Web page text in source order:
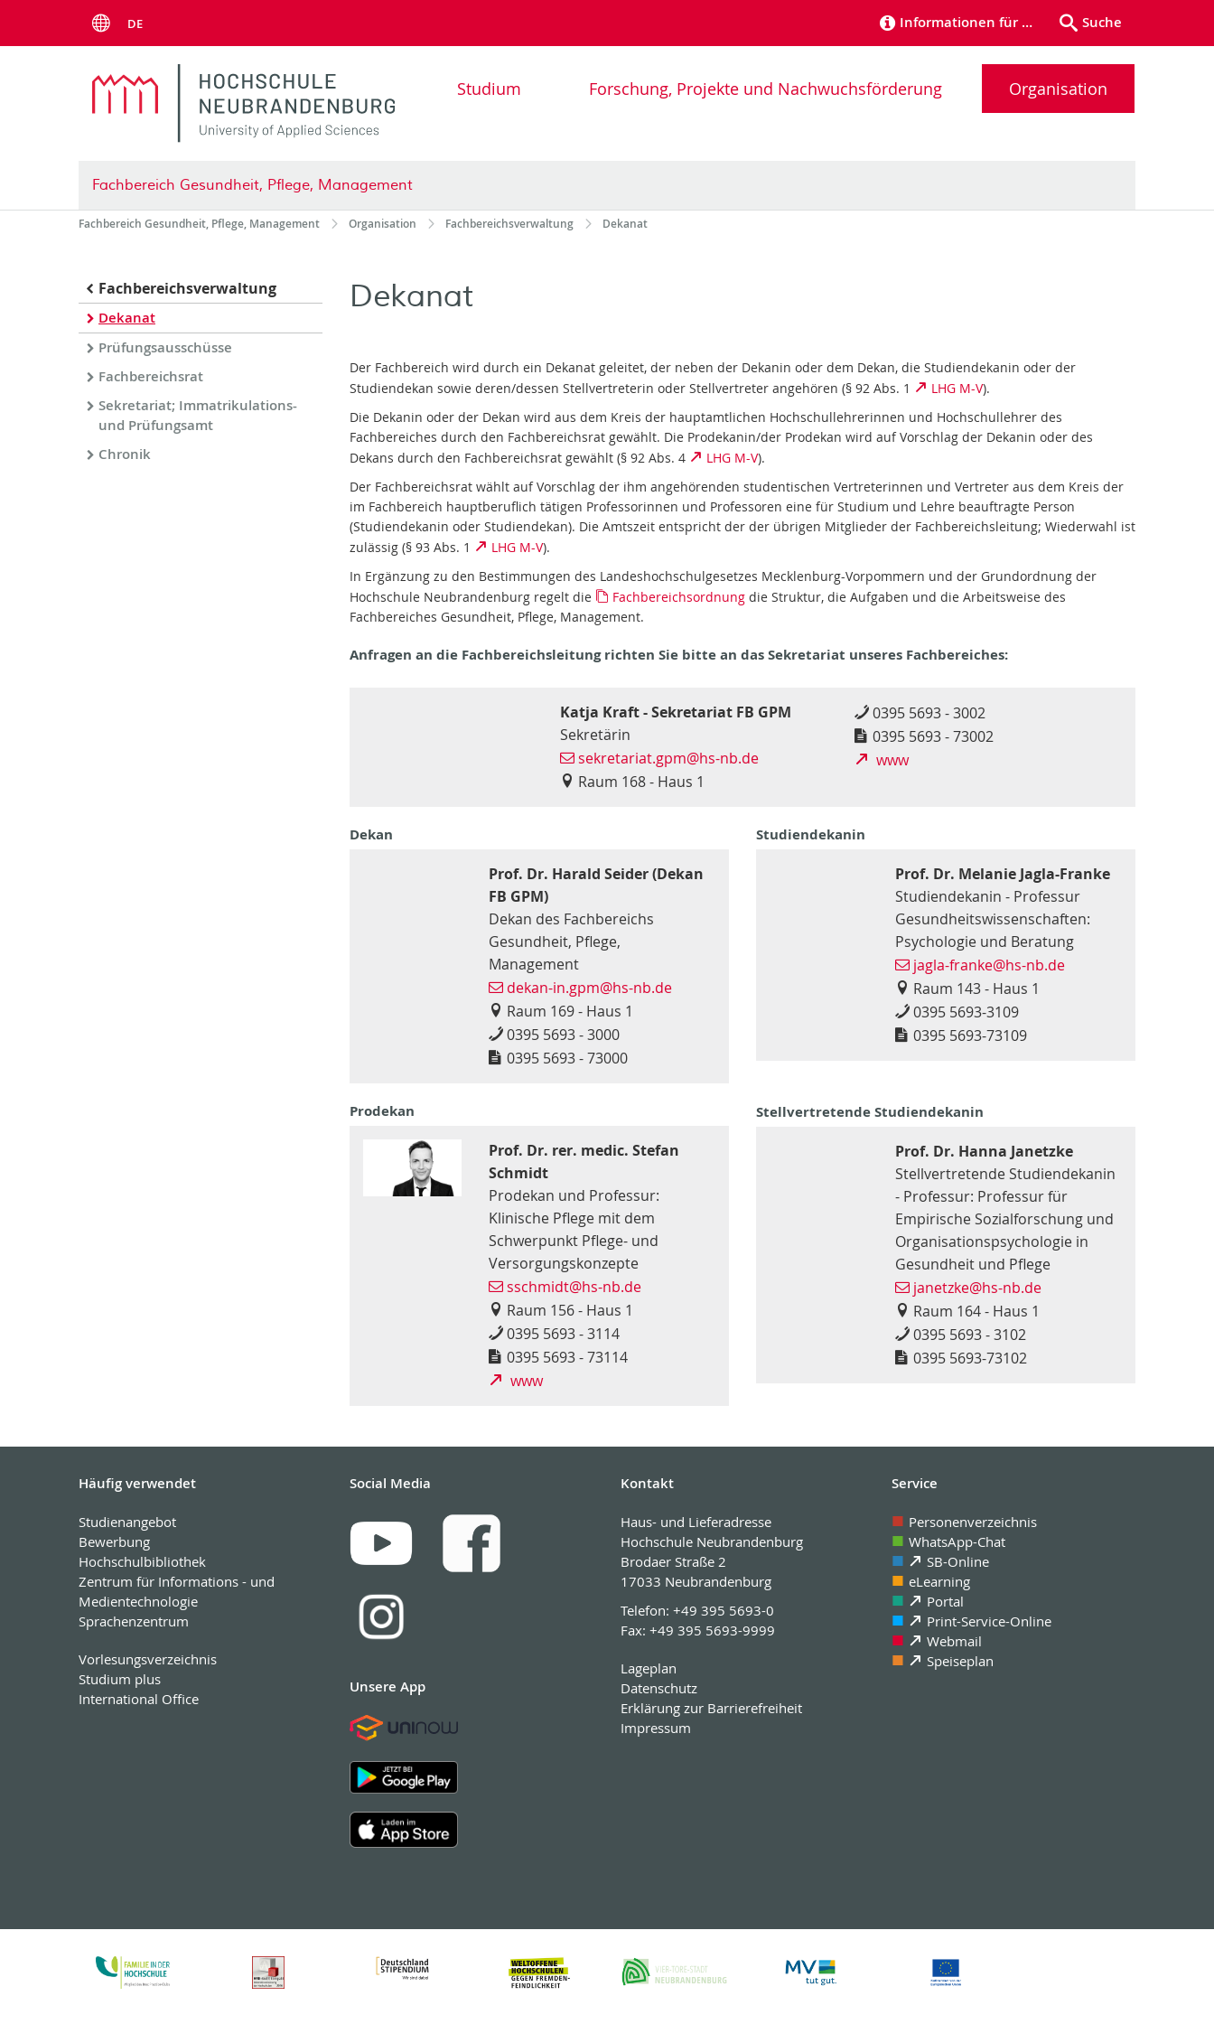
DE Informationen für … Suche
Studium Forschung, Projekte und Nachwuchsförderung Organisation
Fachbereich Gesundheit, Pflege, Management
Fachbereich Gesundheit, Pflege, Management Organisation Fachbereichsverwaltung Dekanat
Fachbereichsverwaltung
Dekanat
Prüfungsausschüsse
Fachbereichsrat
Sekretariat; Immatrikulations-
und Prüfungsamt
Chronik
Dekanat
Der Fachbereich wird durch ein Dekanat geleitet, der neben der Dekanin oder dem Dekan, die Studiendekanin oder der
Studiendekan sowie deren/dessen Stellvertreterin oder Stellvertreter angehören (§ 92 Abs. 1
LHG M-V).
Die Dekanin oder der Dekan wird aus dem Kreis der hauptamtlichen Hochschullehrerinnen und Hochschullehrer des
Fachbereiches durch den Fachbereichsrat gewählt. Die Prodekanin/der Prodekan wird auf Vorschlag der Dekanin oder des
Dekans durch den Fachbereichsrat gewählt (§ 92 Abs. 4
LHG M-V).
Der Fachbereichsrat wählt auf Vorschlag der ihm angehörenden studentischen Vertreterinnen und Vertreter aus dem Kreis der
im Fachbereich hauptberuflich tätigen Professorinnen und Professoren eine für Studium und Lehre beauftragte Person
(Studiendekanin oder Studiendekan). Die Amtszeit entspricht der der übrigen Mitglieder der Fachbereichsleitung; Wiederwahl ist
zulässig (§ 93 Abs. 1
LHG M-V).
In Ergänzung zu den Bestimmungen des Landeshochschulgesetzes Mecklenburg-Vorpommern und der Grundordnung der
Hochschule Neubrandenburg regelt die
Fachbereichsordnung die Struktur, die Aufgaben und die Arbeitsweise des
Fachbereiches Gesundheit, Pflege, Management.
Anfragen an die Fachbereichsleitung richten Sie bitte an das Sekretariat unseres Fachbereiches:
Katja Kraft - Sekretariat FB GPM
Sekretärin
sekretariat.gpm@hs-nb.de
Raum 168 - Haus 1
0395 5693 - 3002
0395 5693 - 73002
www
Dekan
Prof. Dr. Harald Seider (Dekan
FB GPM)
Dekan des Fachbereichs
Gesundheit, Pflege,
Management
dekan-in.gpm@hs-nb.de
Raum 169 - Haus 1
0395 5693 - 3000
0395 5693 - 73000
Prodekan
Prof. Dr. rer. medic. Stefan
Schmidt
Prodekan und Professur:
Klinische Pflege mit dem
Schwerpunkt Pflege- und
Versorgungskonzepte
sschmidt@hs-nb.de
Raum 156 - Haus 1
0395 5693 - 3114
0395 5693 - 73114
www
Studiendekanin
Prof. Dr. Melanie Jagla-Franke
Studiendekanin - Professur
Gesundheitswissenschaften:
Psychologie und Beratung
jagla-franke@hs-nb.de
Raum 143 - Haus 1
0395 5693-3109
0395 5693-73109
Stellvertretende Studiendekanin
Prof. Dr. Hanna Janetzke
Stellvertretende Studiendekanin
- Professur: Professur für
Empirische Sozialforschung und
Organisationspsychologie in
Gesundheit und Pflege
janetzke@hs-nb.de
Raum 164 - Haus 1
0395 5693 - 3102
0395 5693-73102
Häufig verwendet
Studienangebot
Bewerbung
Hochschulbibliothek
Zentrum für Informations - und
Medientechnologie
Sprachenzentrum
Vorlesungsverzeichnis
Studium plus
International Office
Social Media
Unsere App
Kontakt
Haus- und Lieferadresse
Hochschule Neubrandenburg
Brodaer Straße 2
17033 Neubrandenburg
Telefon: +49 395 5693-0
Fax: +49 395 5693-9999
Lageplan
Datenschutz
Erklärung zur Barrierefreiheit
Impressum
Service
Personenverzeichnis
WhatsApp-Chat
SB-Online
eLearning
Portal
Print-Service-Online
Webmail
Speiseplan